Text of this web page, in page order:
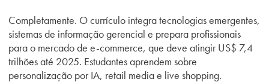
Completamente. O currículo integra tecnologias emergentes,
sistemas de informação gerencial e prepara profissionais
para o mercado de e-commerce, que deve atingir US$ 7,4
trilhões até 2025. Estudantes aprendem sobre
personalização por IA, retail media e live shopping.